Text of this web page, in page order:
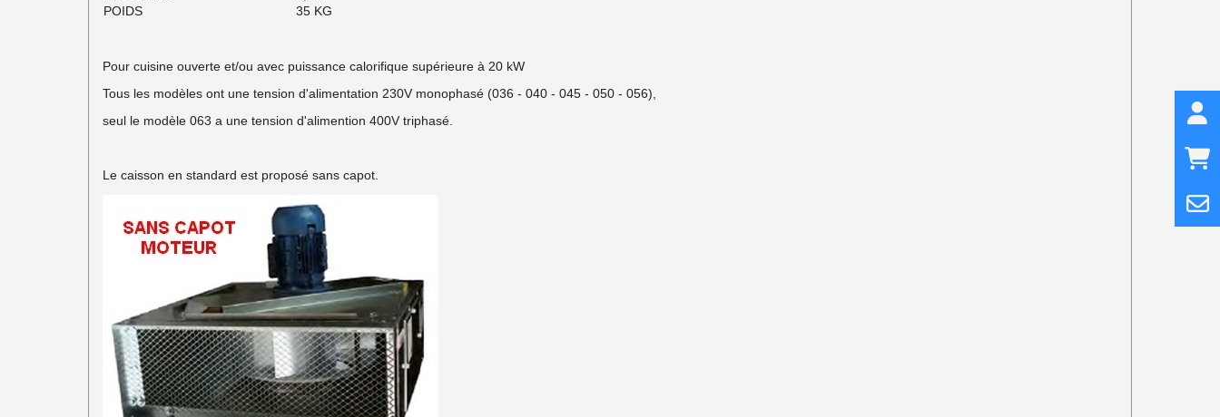
POIDS
35 KG
Pour cuisine ouverte et/ou avec puissance calorifique supérieure à 20 kW
Tous les modèles ont une tension d'alimentation 230V monophasé (036 - 040 - 045 - 050 - 056),
seul le modèle 063 a une tension d'alimention 400V triphasé.
Le caisson en standard est proposé sans capot.